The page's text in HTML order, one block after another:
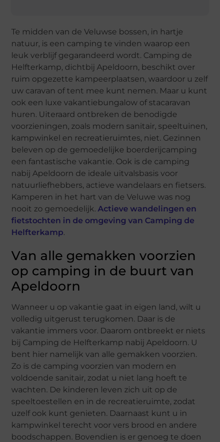
Te midden van de Veluwse bossen, in hartje
natuur, is een camping te vinden waarop een
leuk verblijf gegarandeerd wordt. Camping de
Helfterkamp, dichtbij Apeldoorn, beschikt over
ruim opgezette kampeerplaatsen, waardoor u zelf
uw caravan of tent mee kunt nemen. Maar u kunt
ook een luxe vakantiebungalow of stacaravan
huren. Uiteraard ontbreken de benodigde
voorzieningen, zoals modern sanitair, speeltuinen,
kampwinkel en recreatieruimtes, niet. Gezinnen
beleven op de gemoedelijke boerderijcamping
een fantastische vakantie. Ook is de camping
nabij Apeldoorn de ideale uitvalsbasis voor
natuurliefhebbers, actieve wandelaars en fietsers.
Kamperen in het hart van de Veluwe was nog
nooit zo gemoedelijk.Actieve wandelingen en
fietstochten in de omgeving van Camping de
Helfterkamp.
Van alle gemakken voorzien
op camping in de buurt van
Apeldoorn
Wanneer u op vakantie gaat in eigen land, wilt u
volledig uitgerust terugkomen. Daar is de
vakantie immers voor. Daarom ontbreekt er niets
bij Camping de Helfterkamp nabij Apeldoorn. U
bent hier namelijk van alle gemakken voorzien.
Zo is de camping voorzien van modern en
voldoende sanitair, zodat u niet lang hoeft te
wachten. De kinderen leven zich uit op de
speeltoestellen en in de recreatieruimte, zodat
uzelf ook kunt genieten. Daarnaast kunt u in
kampwinkel terecht voor vers brood en andere
boodschappen. Bovendien is er genoeg te doen